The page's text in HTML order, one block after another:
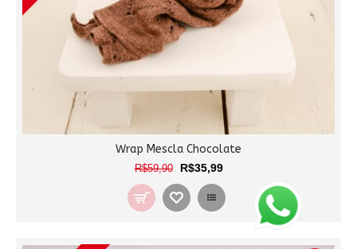
Wrap Mescla Chocolate
R$59,90 R$35,99